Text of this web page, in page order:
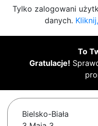
Tylko zalogowani
danych.
To
Gratulacje!
Bielsko-Biała